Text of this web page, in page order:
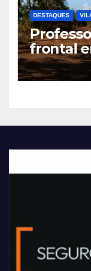
DESTAQUES
frontal
Bela da